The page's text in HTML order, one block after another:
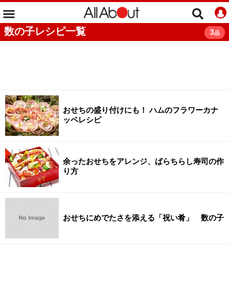
数の子レシピ一覧 3品
おせちの盛り付けにも！ ハムのフラワーカナ
ッペレシピ
余ったおせちをアレンジ、ばらちらし寿司の作
り方
おせちにめでたさを添える「祝い肴」 数の子